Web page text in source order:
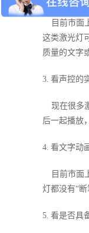
目前市面
这类激光灯
质量的文字
3. 看声控的
现在很多
后一起播放
4. 看文字动
目前市面
灯都没有“
5. 看是否具